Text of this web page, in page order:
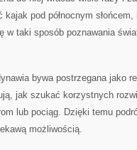
pod północnym
w taki sposób poznawania
bywa postrzegana jako
jak szukać korzystnych
lub pociąg. Dzięki temu
możliwością.